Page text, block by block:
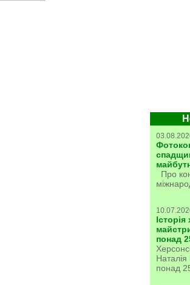
Про
понад
понад